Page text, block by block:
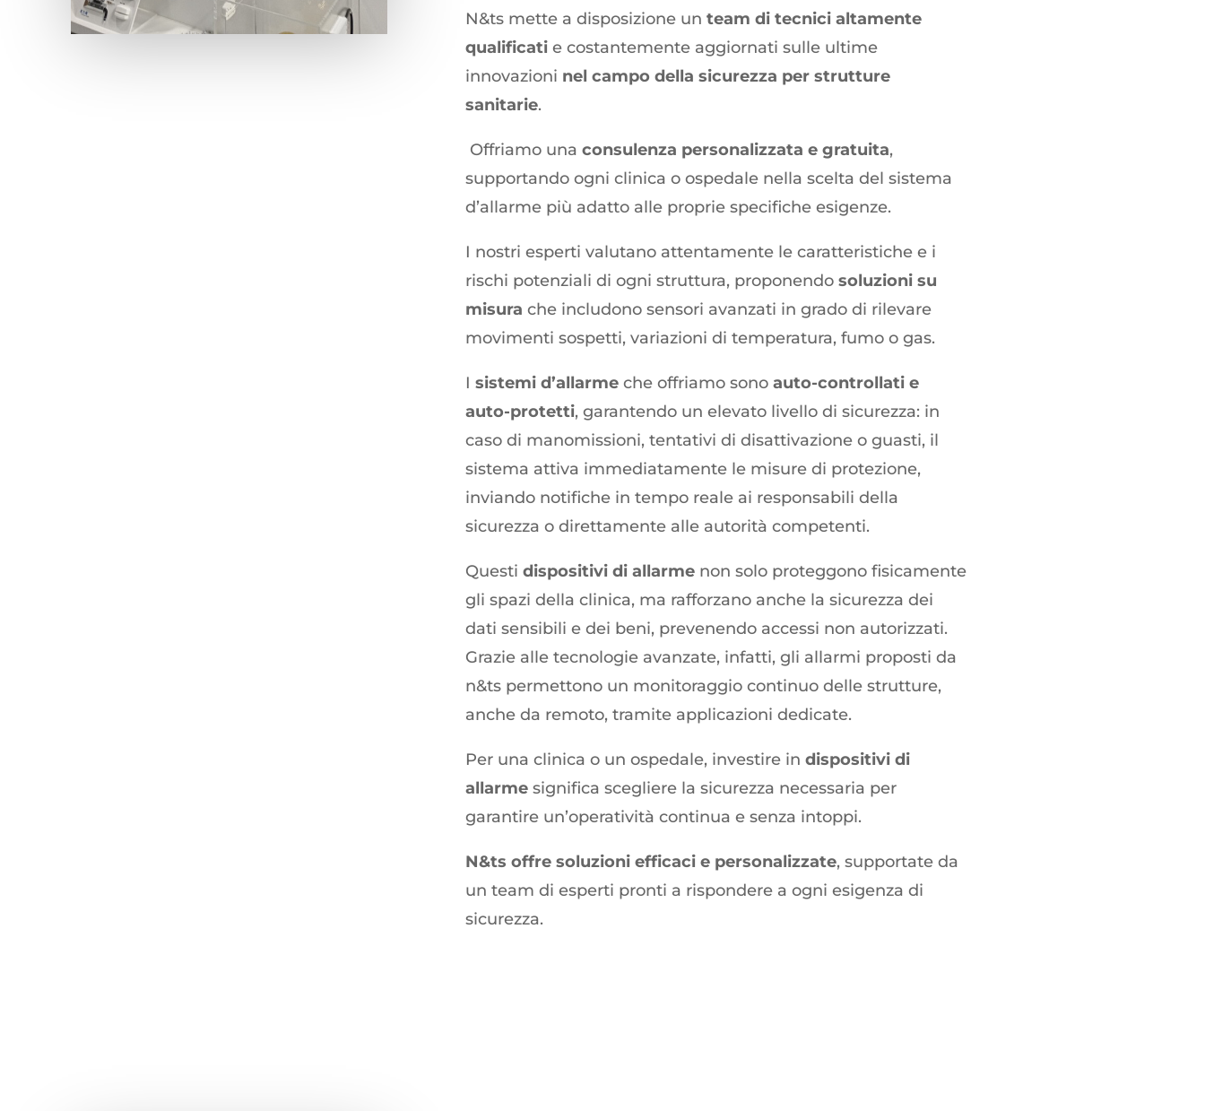
N&ts mette a disposizione un team di tecnici altamente
qualificatie costantemente aggiornati sulle ultime
innovazioni nel campo della sicurezza per strutture
sanitarie.
Offriamo una consulenza personalizzata e gratuita,
supportando ogni clinica o ospedale nella scelta del sistema
d’allarme più adatto alle proprie specifiche esigenze.
I nostri esperti valutano attentamente le caratteristiche e i
rischi potenziali di ogni struttura, proponendo soluzioni su
misura che includono sensori avanzati in grado di rilevare
movimenti sospetti, variazioni di temperatura, fumo o gas.
I sistemi d’allarmeche offriamo sono auto-controllati e
auto-protetti, garantendo un elevato livello di sicurezza: in
caso di manomissioni, tentativi di disattivazione o guasti, il
sistema attiva immediatamente le misure di protezione,
inviando notifiche in tempo reale ai responsabili della
sicurezza o direttamente alle autorità competenti.
Questi dispositivi di allarmenon solo proteggono fisicamente
gli spazi della clinica, ma rafforzano anche la sicurezza dei
dati sensibili e dei beni, prevenendo accessi non autorizzati.
Grazie alle tecnologie avanzate, infatti, gli allarmi proposti da
n&ts permettono un monitoraggio continuo delle strutture,
anche da remoto, tramite applicazioni dedicate.
Per una clinica o un ospedale, investire in dispositivi di
allarmesignifica scegliere la sicurezza necessaria per
garantire un’operatività continua e senza intoppi.
N&ts offre soluzioni efficaci e personalizzate, supportate da
un team di esperti pronti a rispondere a ogni esigenza di
sicurezza.